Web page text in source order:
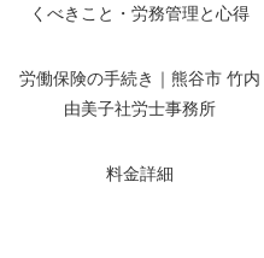
くべきこと・労務管理と心得
労働保険の手続き｜熊谷市 竹内
由美子社労士事務所
料金詳細